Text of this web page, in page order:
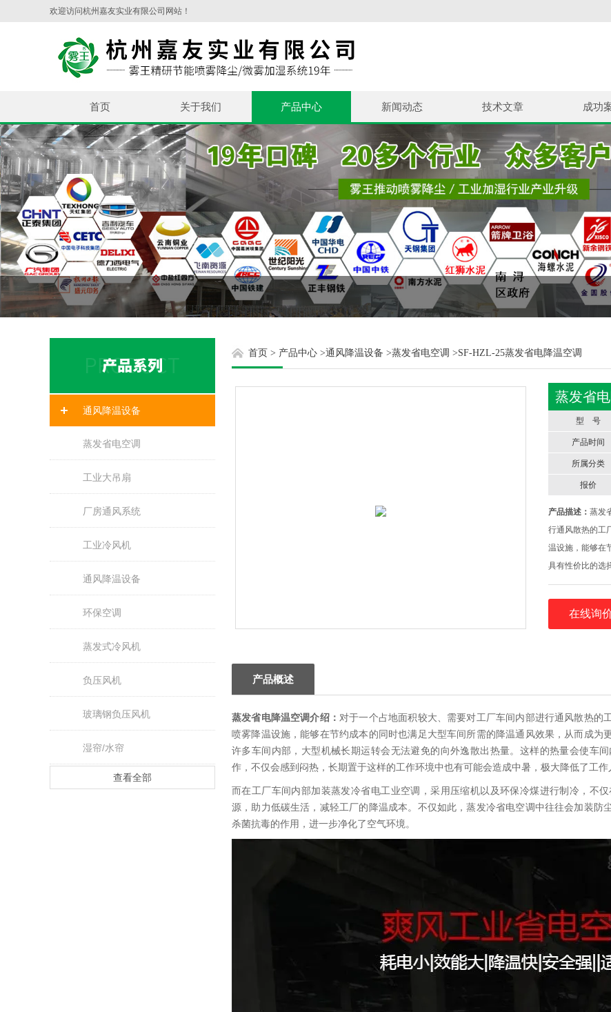
欢迎访问杭州嘉友实业有限公司网站！
首页 关于我们 产品中心 新闻动态 技术文章 成功
通风降温设备
蒸发省电空调
工业大吊扇
厂房通风系统
工业冷风机
通风降温设备
环保空调
蒸发式冷风机
负压风机
玻璃钢负压风机
湿帘/水帘
查看全部
首页 > 产品中心 >通风降温设备 >蒸发省电空调 >SF-HZL-25蒸发省电降温空调
蒸发省
型 号
产品时间
所属分类
报价
产品描述：蒸发
行通风散热的工
温设施，能够在
具有性价比的选
长期运转会无法
化，空气温度上
在线询
产品概述
蒸发省电降温空调介绍： 对于一个占地面积较大、需要对工厂车间内部进行通风散热
喷雾降温设施，能够在节约成本的同时也满足大型车间所需的降温通风效果，从而成
许多车间内部，大型机械长期运转会无法避免的向外逸散出热量。这样的热量会使车
作，不仅会感到闷热，长期置于这样的工作环境中也有可能会造成中暑，极大降低了工
而在工厂车间内部加装蒸发冷省电工业空调，采用压缩机以及环保冷煤进行制冷，不
源，助力低碳生活，减轻工厂的降温成本。不仅如此，蒸发冷省电空调中往往会加装防
杀菌抗毒的作用，进一步净化了空气环境。